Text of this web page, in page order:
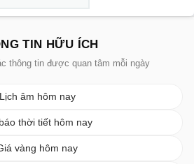
TIN HỮU ÍCH
thông tin được quan tâm mỗi ngày
Lịch âm hôm nay
thời tiết hôm nay
vàng hôm nay